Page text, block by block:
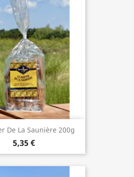
De La Saunière 200g
5,35 €